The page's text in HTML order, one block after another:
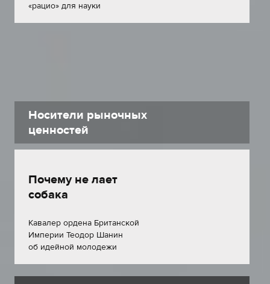
«рацио» для науки
Носители рыночных
ценностей
Почему не лает
собака
Кавалер ордена Британской
Империи Теодор Шанин
об идейной молодежи